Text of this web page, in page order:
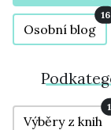
Osobní blog
16
Výběry z knih